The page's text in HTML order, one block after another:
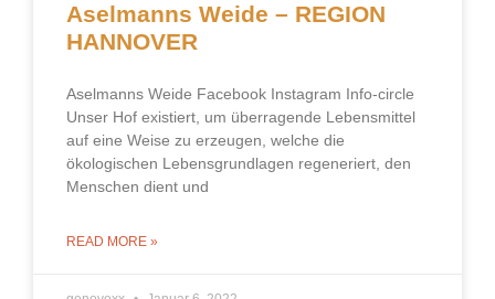
Aselmanns Weide – REGION
HANNOVER
Aselmanns Weide Facebook Instagram Info-circle
Unser Hof existiert, um überragende Lebensmittel
auf eine Weise zu erzeugen, welche die
ökologischen Lebensgrundlagen regeneriert, den
Menschen dient und
READ MORE »